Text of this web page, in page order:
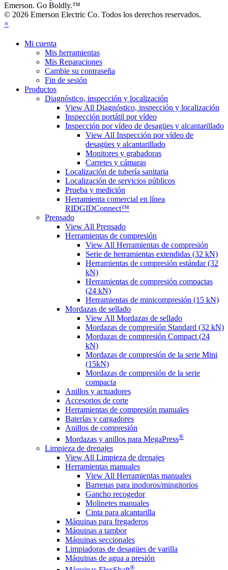
Emerson. Go Boldly.™
© 2026 Emerson Electric Co. Todos los derechos reservados.
×
Mi cuenta
Mis herramientas
Mis Reparaciones
Cambie su contraseña
Fin de sesión
Productos
Diagnóstico, inspección y localización
View All Diagnóstico, inspección y localización
Inspección portátil por vídeo
Inspección por vídeo de desagües y alcantarillado
View All Inspección por vídeo de
desagües y alcantarillado
Monitores y grabadoras
Carretes y cámaras
Localización de tubería sanitaria
Localización de servicios públicos
Prueba y medición
Herramienta comercial en línea
RIDGIDConnect™
Prensado
View All Prensado
Herramientas de compresión
View All Herramientas de compresión
Serie de herramientas extendidas (32 kN)
Herramientas de compresión estándar (32
kN)
Herramientas de compresión compactas
(24 kN)
Herramientas de minicompresión (15 kN)
Mordazas de sellado
View All Mordazas de sellado
Mordazas de compresión Standard (32 kN)
Mordazas de compresión Compact (24
kN)
Mordazas de compresión de la serie Mini
(15kN)
Mordazas de compresión de la serie
compacta
Anillos y actuadores
Accesorios de corte
Herramientas de compresión manuales
Baterías y cargadores
Anillos de compresión
Mordazas y anillos para MegaPress®
Limpieza de drenajes
View All Limpieza de drenajes
Herramientas manuales
View All Herramientas manuales
Barrenas para inodoros/mingitorios
Gancho recogedor
Molinetes manuales
Cinta para alcantarilla
Máquinas para fregaderos
Máquinas a tambor
Máquinas seccionales
Limpiadoras de desagües de varilla
Máquinas de agua a presión
®